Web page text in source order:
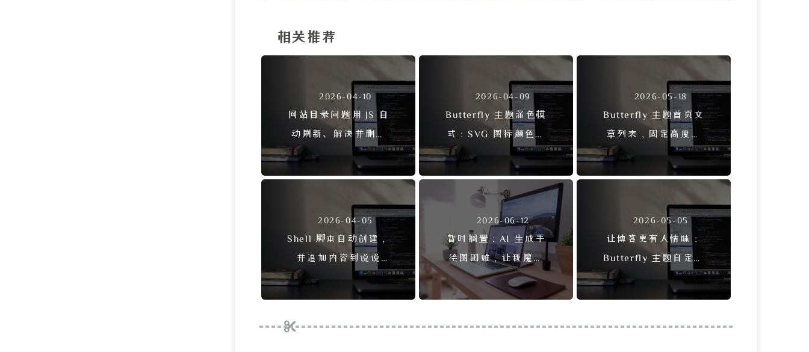
相关推荐
2026-04-10
网站目录问题用 JS 自
动刷新、解决并删除
错误 CSS
2026-04-09
Butterfly 主题深色模
式：SVG 图标颜色不
跟随的解决方案
2026-05-18
Butterfly 主题首页文
章列表，固定高度动
态补齐方法
2026-04-05
Shell 脚本自动创建，
并追加内容到说说
YAML 文件
2026-06-12
暂时搁置：AI 生成手
绘图困难，让我魔改
博客主题的计划泡汤
2026-05-05
让博客更有人情味：
Butterfly 主题自定义
Snackbar 时段问候